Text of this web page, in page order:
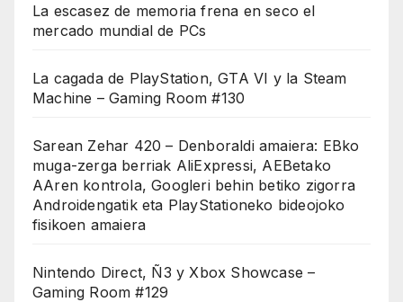
La escasez de memoria frena en seco el
mercado mundial de PCs
La cagada de PlayStation, GTA VI y la Steam
Machine – Gaming Room #130
Sarean Zehar 420 – Denboraldi amaiera: EBko
muga-zerga berriak AliExpressi, AEBetako
AAren kontrola, Googleri behin betiko zigorra
Androidengatik eta PlayStationeko bideojoko
fisikoen amaiera
Nintendo Direct, Ñ3 y Xbox Showcase –
Gaming Room #129